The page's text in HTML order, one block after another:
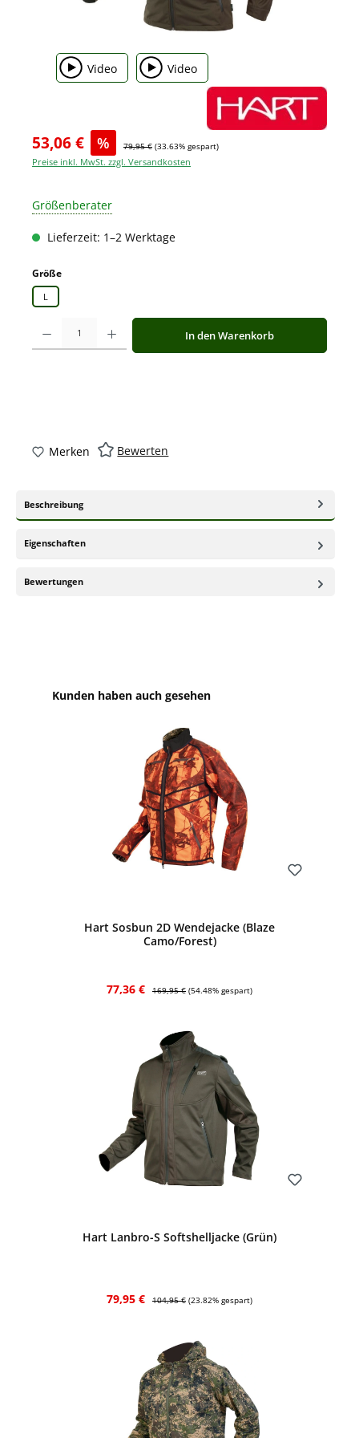
Video Video
53,06 € % 79,95 € (33.63% gespart)
Preise inkl. MwSt. zzgl. Versandkosten
Größenberater
Lieferzeit: 1–2 Werktage
Größeauswählen
L
Produkt Anzahl: Gib den gewünschten Wert ein oder benutze die
In den Warenkorb
Merken Bewerten
Beschreibung
Eigenschaften
Bewertungen
Produktgalerie überspringen
Kunden haben auch gesehen
Hart Sosbun 2D Wendejacke (Blaze
Camo/Forest)
Verkaufspreis:
77,36 € Regulärer Preis:
169,95 € (54.48% gespart)
Hart Lanbro-S Softshelljacke (Grün)
Verkaufspreis:
79,95 € Regulärer Preis:
104,95 € (23.82% gespart)